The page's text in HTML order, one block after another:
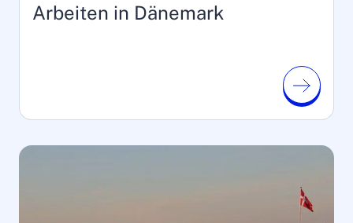
Arbeiten in Dänemark